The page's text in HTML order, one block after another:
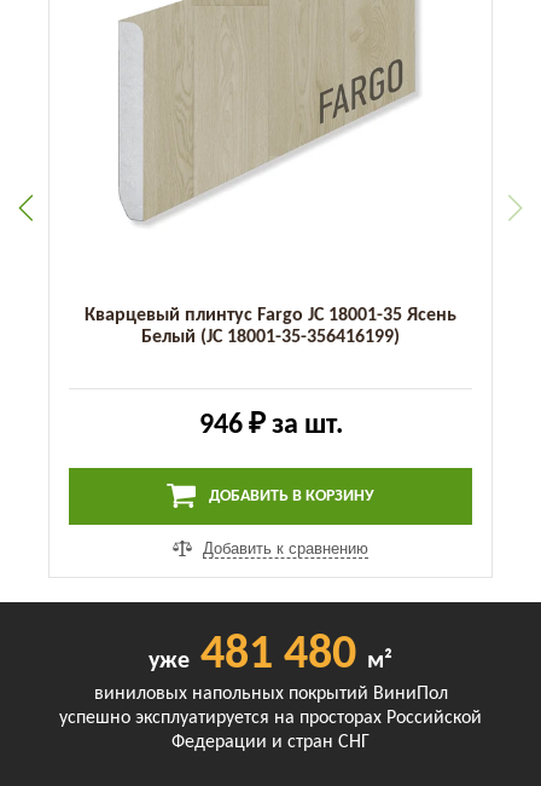
Кварцевый плинтус Fargo JC 18001-35 Ясень
Белый (JC 18001-35-356416199)
946 ₽за шт.
ДОБАВИТЬ В КОРЗИНУ
Добавить к сравнению
уже 481 480 м²
виниловых напольных покрытий ВиниПол
успешно эксплуатируется на просторах Российской
Федерации и стран СНГ